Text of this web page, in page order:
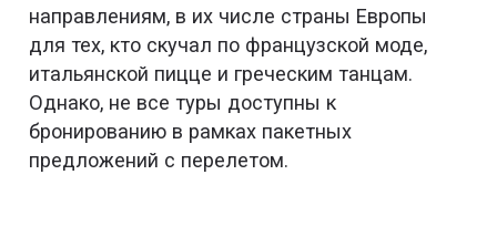
направлениям, в их числе страны Европы
для тех, кто скучал по французской моде,
итальянской пицце и греческим танцам.
Однако, не все туры доступны к
бронированию в рамках пакетных
предложений с перелетом.